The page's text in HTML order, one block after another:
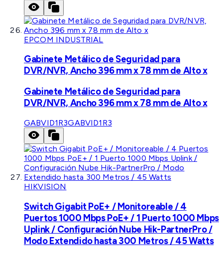
EPCOM INDUSTRIAL
Gabinete Metálico de Seguridad para
DVR/NVR, Ancho 396 mm x 78 mm de Alto x
Gabinete Metálico de Seguridad para
DVR/NVR, Ancho 396 mm x 78 mm de Alto x
GABVID1R3GABVID1R3
HIKVISION
Switch Gigabit PoE+ / Monitoreable / 4
Puertos 1000 Mbps PoE+ / 1 Puerto 1000 Mbps
Uplink / Configuración Nube Hik-PartnerPro /
Modo Extendido hasta 300 Metros / 45 Watts